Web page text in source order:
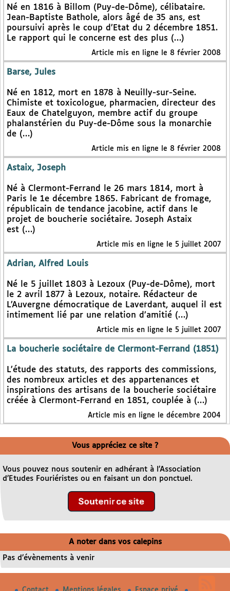
Né en 1816 à Billom (Puy-de-Dôme), célibataire.
Jean-Baptiste Bathole, alors âgé de 35 ans, est
poursuivi après le coup d’Etat du 2 décembre 1851.
Le rapport qui le concerne est des plus (…)
Article mis en ligne le 8 février 2008
Barse, Jules
Né en 1812, mort en 1878 à Neuilly-sur-Seine.
Chimiste et toxicologue, pharmacien, directeur des
Eaux de Chatelguyon, membre actif du groupe
phalanstérien du Puy-de-Dôme sous la monarchie
de (…)
Article mis en ligne le 8 février 2008
Astaix, Joseph
Né à Clermont-Ferrand le 26 mars 1814, mort à
Paris le 1e décembre 1865. Fabricant de fromage,
républicain de tendance jacobine, actif dans le
projet de boucherie sociétaire. Joseph Astaix
est (…)
Article mis en ligne le 5 juillet 2007
Adrian, Alfred Louis
Né le 5 juillet 1803 à Lezoux (Puy-de-Dôme), mort
le 2 avril 1877 à Lezoux, notaire. Rédacteur de
L’Auvergne démocratique de Laverdant, auquel il est
intimement lié par une relation d’amitié (…)
Article mis en ligne le 5 juillet 2007
La boucherie sociétaire de Clermont-Ferrand (1851)
L’étude des statuts, des rapports des commissions,
des nombreux articles et des appartenances et
inspirations des artisans de la boucherie sociétaire
créée à Clermont-Ferrand en 1851, couplée à (…)
Article mis en ligne le décembre 2004
Vous appréciez ce site ?
Vous pouvez nous soutenir en adhérant à l’Association
d’Etudes Fouriéristes ou en faisant un don ponctuel.
A noter dans vos calepins
Pas d’évènements à venir